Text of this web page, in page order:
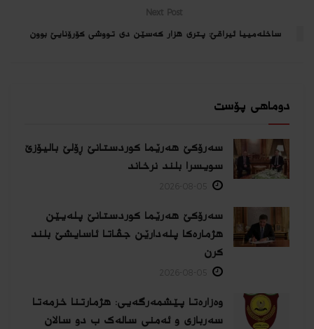
Next Post
ساخله‌مییا ئیراقێ: پترى هزار كه‌سێن دى تووشى كۆرۆنایێ بوون
دوماهی پۆست
سەرۆکێ هەرێما کوردستانێ ڕۆلێ بالیۆزێ
سویسرا بلند نرخاند
سەرۆکێ هەرێما کوردستانێ پلەیێن
هژمارەكا پلەدارێن جڤاتا ئاسایشێ بلند
كرن
وەزارەتا پێشمەرگەیی: هژمارتنا خزمەتا
سەربازی و ئەمنی سالەک ب دو سالان